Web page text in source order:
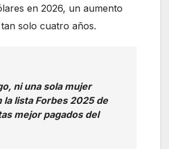
en 2026, un aumento
solo cuatro años.
ni una sola mujer
la lista Forbes 2025 de
mejor pagados del